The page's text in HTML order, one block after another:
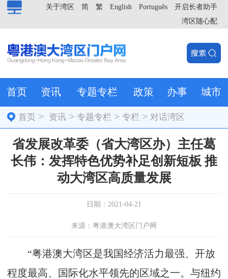
开启长者助手
Português
English
繁
简
关于湾区
湾区随心配
首页 资讯 专题专栏 政策 办事 城市
首页 > 资讯 >专题专栏 >专栏 > 对话湾区
省发展改革委（省大湾区办）主任葛
长伟：发挥特色优势补足创新短板 推
动大湾区高质量发展
日期：2021-04-21
来源：粤港澳大湾区门户网
“粤港澳大湾区是我国经济活力最强、开放
程度最高、国际化水平领先的区域之一。与纽约